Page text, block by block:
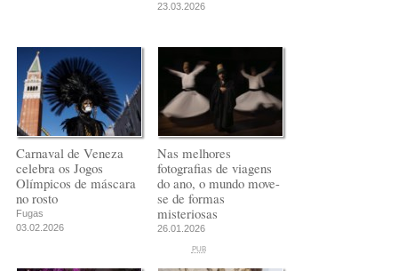
23.03.2026
Carnaval de Veneza
celebra os Jogos
Olímpicos de máscara
no rosto
Fugas
03.02.2026
Nas melhores
fotografias de viagens
do ano, o mundo move-
se de formas
misteriosas
26.01.2026
PUB